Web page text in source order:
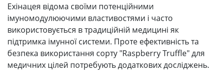
Ехінацея відома своїми потенційними
імуномодулюючими властивостями і часто
використовується в традиційній медицині як
підтримка імунної системи. Проте ефективність та
безпека використання сорту "Raspberry Truffle" для
медичних цілей потребують додаткових досліджень.